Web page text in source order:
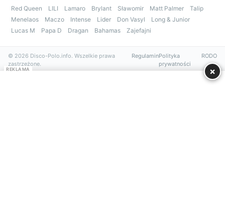
Red Queen LILI Lamaro Brylant Sławomir Matt Palmer
Talip
Menelaos
Maczo Intense Lider Don Vasyl
Long & Junior
Lucas M
Papa D Dragan Bahamas Zajefajni
© 2026 Disco-Polo.info. Wszelkie prawa
zastrzeżone.
RegulaminPolityka
prywatności
RODO
REKLAMA ×